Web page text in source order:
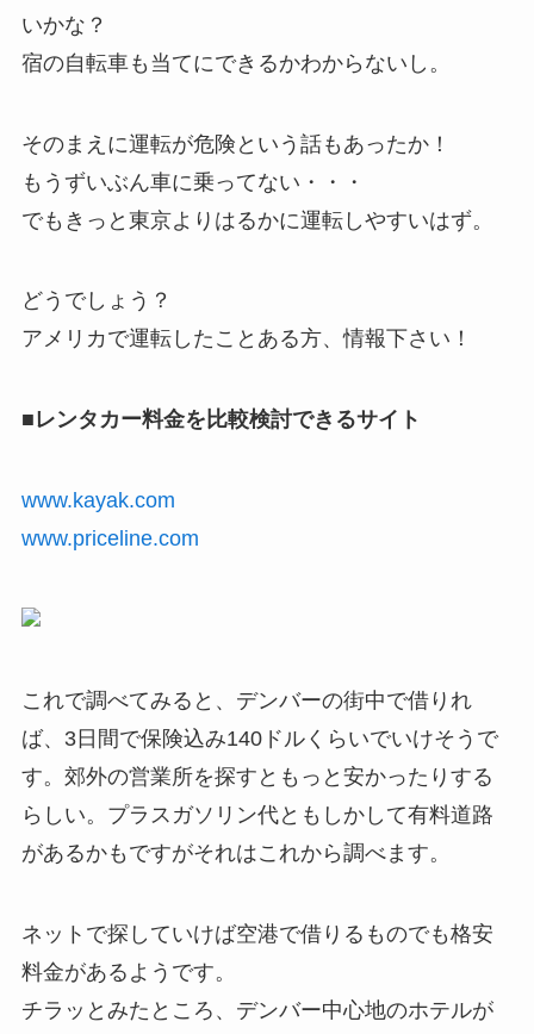
いかな？
宿の自転車も当てにできるかわからないし。
そのまえに運転が危険という話もあったか！
もうずいぶん車に乗ってない・・・
でもきっと東京よりはるかに運転しやすいはず。
どうでしょう？
アメリカで運転したことある方、情報下さい！
■レンタカー料金を比較検討できるサイト
www.kayak.com
www.priceline.com
これで調べてみると、デンバーの街中で借りれ
ば、3日間で保険込み140ドルくらいでいけそうで
す。郊外の営業所を探すともっと安かったりする
らしい。プラスガソリン代ともしかして有料道路
があるかもですがそれはこれから調べます。
ネットで探していけば空港で借りるものでも格安
料金があるようです。
チラッとみたところ、デンバー中心地のホテルが